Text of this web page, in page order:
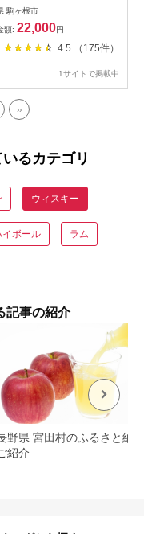
ー
駒ヶ根市
額: 22,000円
4.5 （175件）
1サイトで掲載中
››
るカテゴリ
ウィスキー
イボール ラム
記事の紹介
野県 宮田村のふるさと納
紹介